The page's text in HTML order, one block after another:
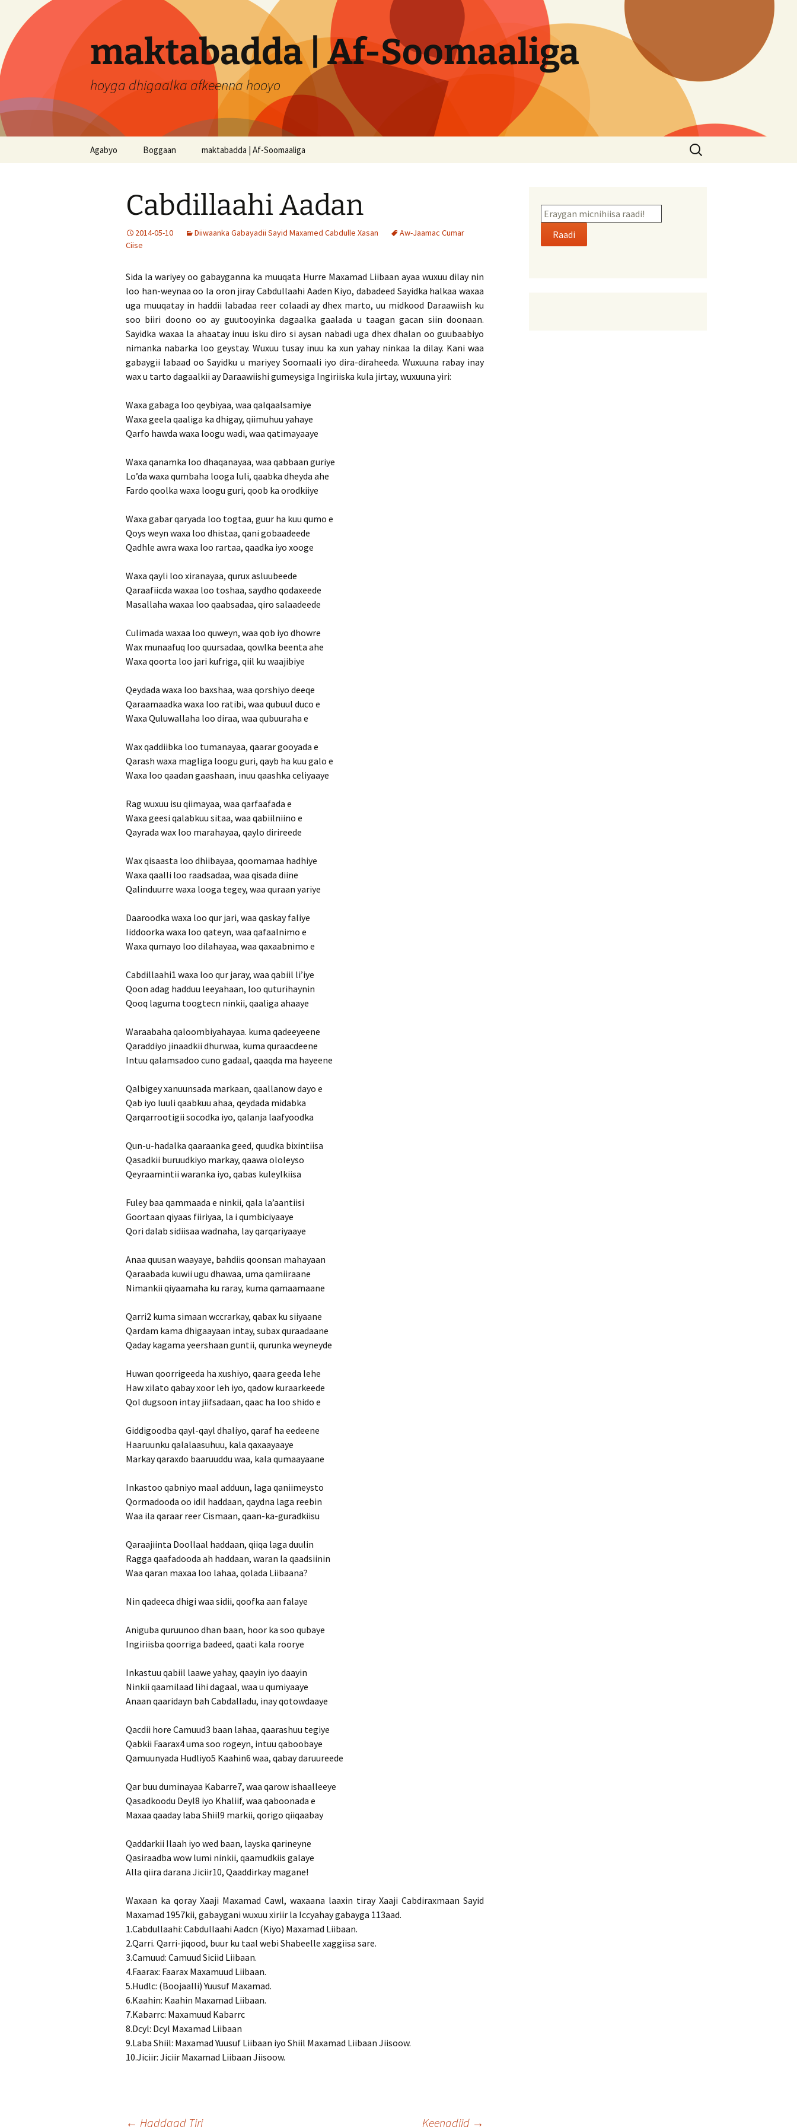
content
maktabadda | Af-Soomaaliga
hoyga dhigaalka afkeenna hooyo
Agabyo Boggaan maktabadda | Af-Soomaaliga
Search
for:
Cabdillaahi Aadan
2014-05-10 Diiwaanka Gabayadii Sayid Maxamed Cabdulle Xasan
Aw-Jaamac Cumar
Ciise
Sida la wariyey oo gabayganna ka muuqata Hurre Maxamad Liibaan ayaa wuxuu dilay nin
loo han-weynaa oo la oron jiray Cabdullaahi Aaden Kiyo, dabadeed Sayidka halkaa waxaa
uga muuqatay in haddii labadaa reer colaadi ay dhex marto, uu midkood Daraawiish ku
soo biiri doono oo ay guutooyinka dagaalka gaalada u taagan gacan siin doonaan.
Sayidka waxaa la ahaatay inuu isku diro si aysan nabadi uga dhex dhalan oo guubaabiyo
nimanka nabarka loo geystay. Wuxuu tusay inuu ka xun yahay ninkaa la dilay. Kani waa
gabaygii labaad oo Sayidku u mariyey Soomaali iyo dira-diraheeda. Wuxuuna rabay inay
wax u tarto dagaalkii ay Daraawiishi gumeysiga Ingiriiska kula jirtay, wuxuuna yiri:
Waxa gabaga loo qeybiyaa, waa qalqaalsamiye
Waxa geela qaaliga ka dhigay, qiimuhuu yahaye
Qarfo hawda waxa loogu wadi, waa qatimayaaye
Waxa qanamka loo dhaqanayaa, waa qabbaan guriye
Lo’da waxa qumbaha looga luli, qaabka dheyda ahe
Fardo qoolka waxa loogu guri, qoob ka orodkiiye
Waxa gabar qaryada loo togtaa, guur ha kuu qumo e
Qoys weyn waxa loo dhistaa, qani gobaadeede
Qadhle awra waxa loo rartaa, qaadka iyo xooge
Waxa qayli loo xiranayaa, qurux asluubeede
Qaraafiicda waxaa loo toshaa, saydho qodaxeede
Masallaha waxaa loo qaabsadaa, qiro salaadeede
Culimada waxaa loo quweyn, waa qob iyo dhowre
Wax munaafuq loo quursadaa, qowlka beenta ahe
Waxa qoorta loo jari kufriga, qiil ku waajibiye
Qeydada waxa loo baxshaa, waa qorshiyo deeqe
Qaraamaadka waxa loo ratibi, waa qubuul duco e
Waxa Quluwallaha loo diraa, waa qubuuraha e
Wax qaddiibka loo tumanayaa, qaarar gooyada e
Qarash waxa magliga loogu guri, qayb ha kuu galo e
Waxa loo qaadan gaashaan, inuu qaashka celiyaaye
Rag wuxuu isu qiimayaa, waa qarfaafada e
Waxa geesi qalabkuu sitaa, waa qabiilniino e
Qayrada wax loo marahayaa, qaylo dirireede
Wax qisaasta loo dhiibayaa, qoomamaa hadhiye
Waxa qaalli loo raadsadaa, waa qisada diine
Qalinduurre waxa looga tegey, waa quraan yariye
Daaroodka waxa loo qur jari, waa qaskay faliye
Iiddoorka waxa loo qateyn, waa qafaalnimo e
Waxa qumayo loo dilahayaa, waa qaxaabnimo e
Cabdillaahi1 waxa loo qur jaray, waa qabiil li’iye
Qoon adag hadduu leeyahaan, loo quturihaynin
Qooq laguma toogtecn ninkii, qaaliga ahaaye
Waraabaha qaloombiyahayaa. kuma qadeeyeene
Qaraddiyo jinaadkii dhurwaa, kuma quraacdeene
Intuu qalamsadoo cuno gadaal, qaaqda ma hayeene
Qalbigey xanuunsada markaan, qaallanow dayo e
Qab iyo luuli qaabkuu ahaa, qeydada midabka
Qarqarrootigii socodka iyo, qalanja laafyoodka
Qun-u-hadalka qaaraanka geed, quudka bixintiisa
Qasadkii buruudkiyo markay, qaawa ololeyso
Qeyraamintii waranka iyo, qabas kuleylkiisa
Fuley baa qammaada e ninkii, qala la’aantiisi
Goortaan qiyaas fiiriyaa, la i qumbiciyaaye
Qori dalab sidiisaa wadnaha, lay qarqariyaaye
Anaa quusan waayaye, bahdiis qoonsan mahayaan
Qaraabada kuwii ugu dhawaa, uma qamiiraane
Nimankii qiyaamaha ku raray, kuma qamaamaane
Qarri2 kuma simaan wccrarkay, qabax ku siiyaane
Qardam kama dhigaayaan intay, subax quraadaane
Qaday kagama yeershaan guntii, qurunka weyneyde
Huwan qoorrigeeda ha xushiyo, qaara geeda lehe
Haw xilato qabay xoor leh iyo, qadow kuraarkeede
Qol dugsoon intay jiifsadaan, qaac ha loo shido e
Giddigoodba qayl-qayl dhaliyo, qaraf ha eedeene
Haaruunku qalalaasuhuu, kala qaxaayaaye
Markay qaraxdo baaruuddu waa, kala qumaayaane
Inkastoo qabniyo maal adduun, laga qaniimeysto
Qormadooda oo idil haddaan, qaydna laga reebin
Waa ila qaraar reer Cismaan, qaan-ka-guradkiisu
Qaraajiinta Doollaal haddaan, qiiqa laga duulin
Ragga qaafadooda ah haddaan, waran la qaadsiinin
Waa qaran maxaa loo lahaa, qolada Liibaana?
Nin qadeeca dhigi waa sidii, qoofka aan falaye
Aniguba quruunoo dhan baan, hoor ka soo qubaye
Ingiriisba qoorriga badeed, qaati kala roorye
Inkastuu qabiil laawe yahay, qaayin iyo daayin
Ninkii qaamilaad lihi dagaal, waa u qumiyaaye
Anaan qaaridayn bah Cabdalladu, inay qotowdaaye
Qacdii hore Camuud3 baan lahaa, qaarashuu tegiye
Qabkii Faarax4 uma soo rogeyn, intuu qaboobaye
Qamuunyada Hudliyo5 Kaahin6 waa, qabay daruureede
Qar buu duminayaa Kabarre7, waa qarow ishaalleeye
Qasadkoodu Deyl8 iyo Khaliif, waa qaboonada e
Maxaa qaaday laba Shiil9 markii, qorigo qiiqaabay
Qaddarkii Ilaah iyo wed baan, layska qarineyne
Qasiraadba wow lumi ninkii, qaamudkiis galaye
Alla qiira darana Jiciir10, Qaaddirkay magane!
Waxaan ka qoray Xaaji Maxamad Cawl, waxaana laaxin tiray Xaaji Cabdiraxmaan Sayid
Maxamad 1957kii, gabaygani wuxuu xiriir la Iccyahay gabayga 113aad.
1.Cabdullaahi: Cabdullaahi Aadcn (Kiyo) Maxamad Liibaan.
2.Qarri. Qarri-jiqood, buur ku taal webi Shabeelle xaggiisa sare.
3.Camuud: Camuud Siciid Liibaan.
4.Faarax: Faarax Maxamuud Liibaan.
5.Hudlc: (Boojaalli) Yuusuf Maxamad.
6.Kaahin: Kaahin Maxamad Liibaan.
7.Kabarrc: Maxamuud Kabarrc
8.Dcyl: Dcyl Maxamad Liibaan
9.Laba Shiil: Maxamad Yuusuf Liibaan iyo Shiil Maxamad Liibaan Jiisoow.
10.Jiciir: Jiciir Maxamad Liibaan Jiisoow.
← Haddaad Tiri Keenadiid →
Raadi